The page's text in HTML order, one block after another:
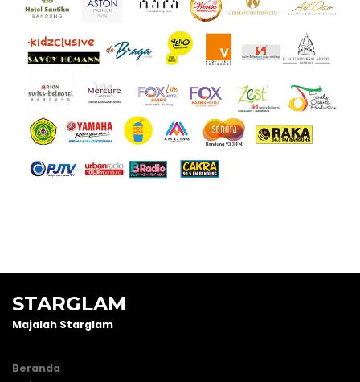
STARGLAM
Majalah Starglam
Beranda